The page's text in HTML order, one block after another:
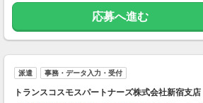
間など相談OK！
★短期2ヶ月～長期歓迎！
フリーター歓迎
応募へ進む
派遣 事務・データ入力・受付
トランスコスモスパートナーズ株式会社新宿支店